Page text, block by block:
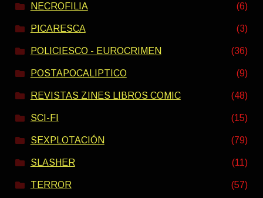
NECROFILIA (6)
PICARESCA (3)
POLICIESCO - EUROCRIMEN (36)
POSTAPOCALIPTICO (9)
REVISTAS ZINES LIBROS COMIC (48)
SCI-FI (15)
SEXPLOTACIÓN (79)
SLASHER (11)
TERROR (57)